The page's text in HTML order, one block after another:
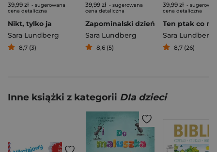
39,99 zł - sugerowana
cena detaliczna
Nikt, tylko ja
Sara Lundberg
8,7 (3)
39,99 zł - sugerowana
cena detaliczna
Zapominalski dzień
Sara Lundberg
8,6 (5)
39,99 zł -
cena detaliczna
Sara Lundberg
8,7 (26)
Inne książki z kategorii Dla dzieci